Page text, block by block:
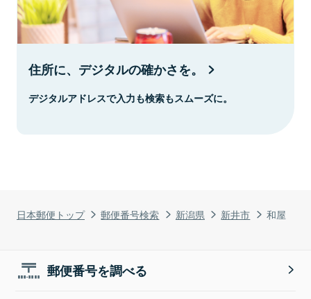
日本郵便トップ 郵便番号検索 新潟県 新井市 和屋
住所に、デジタルの確かさを。
デジタルアドレスで入力も検索もスムーズに。
郵便番号を調べる